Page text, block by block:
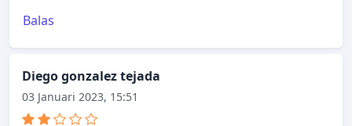
Balas
Diego gonzalez tejada
03 Januari 2023, 15:51